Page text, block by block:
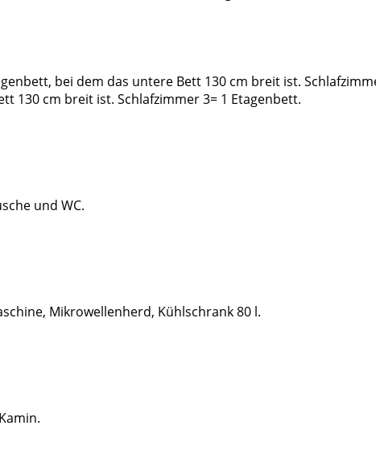
bei dem das untere Bett 130 cm breit ist.
130 cm breit ist. Schlafzimmer 3= 1 Etagenbett.
und WC.
Mikrowellenherd, Kühlschrank 80 l.